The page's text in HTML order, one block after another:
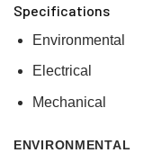
Specifications
Environmental
Electrical
Mechanical
ENVIRONMENTAL